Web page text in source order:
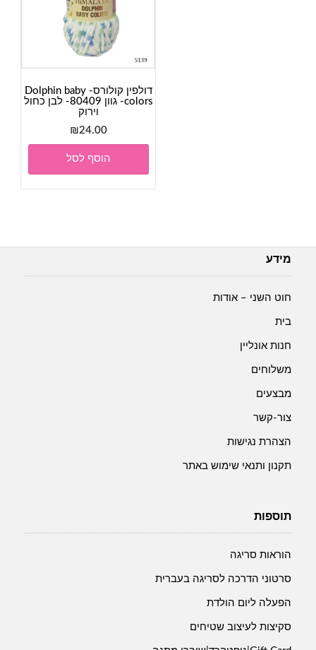
דולפין קולורס- Dolphin baby
colors- גוון 80409- לבן כחול
וירוק
₪24.00
הוסף לסל
מידע
חוט השני – אודות
בית
חנות אונליין
משלוחים
מבצעים
צור-קשר
הצהרת נגישות
תקנון ותנאי שימוש באתר
תוספות
הוראות סריגה
סרטוני הדרכה לסריגה בעברית
הפעלה ליום הולדת
סקיצות לעיצוב שטיחים